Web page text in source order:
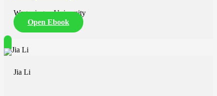
Wageningen University
Open Ebook
Jia Li